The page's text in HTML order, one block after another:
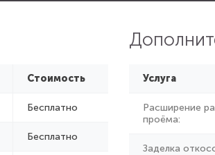
Стоимость
Бесплатно
Бесплатно
Услуга
Расширение
проёма:
Заделка